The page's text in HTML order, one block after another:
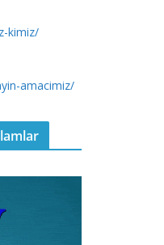
kimiz/
amacimiz/